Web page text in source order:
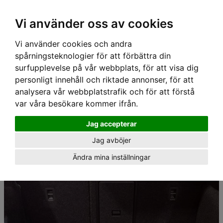
Vi använder oss av cookies
Vi använder cookies och andra
spårningsteknologier för att förbättra din
surfupplevelse på vår webbplats, för att visa dig
personligt innehåll och riktade annonser, för att
analysera vår webbplatstrafik och för att förstå
var våra besökare kommer ifrån.
Jag accepterar
Jag avböjer
Ändra mina inställningar
Hem›Lastgaller/ Skyddsgaller› Travall Lastgaller - SKODA OCTAVIA HATCHBACK
(2020-)